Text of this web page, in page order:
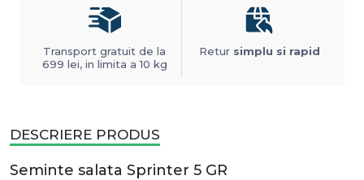
Transport gratuit de la
699 lei, in limita a 10 kg
Retur simplu si rapid
DESCRIERE PRODUS
Seminte salata Sprinter 5 GR